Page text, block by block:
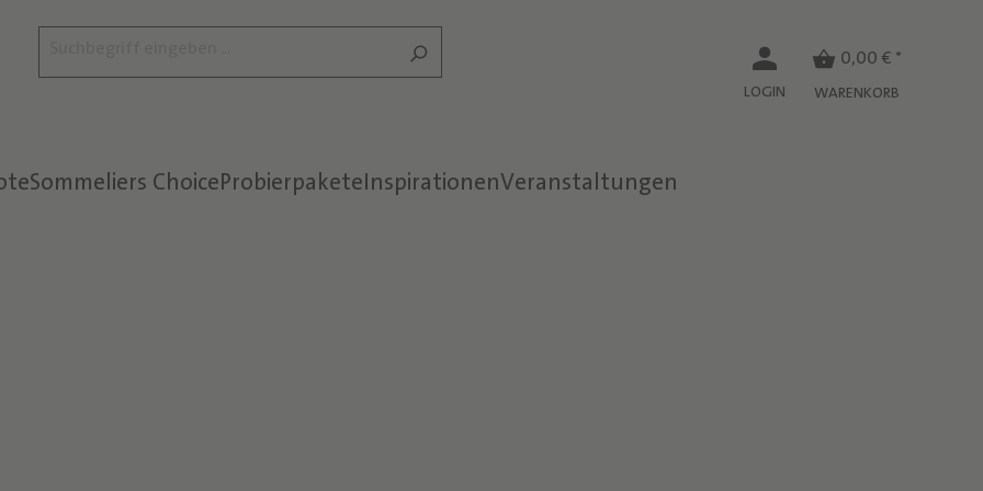
LOGIN
0,00 € *
WARENKORB
Sommeliers ChoiceProbierpaketeInspirationenVeranstaltungen